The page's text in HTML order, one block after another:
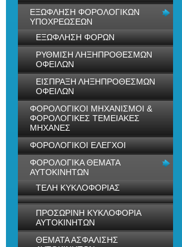
ΕΞΩΦΛΗΣΗ ΦΟΡΟΛΟΓΙΚΩΝ
ΥΠΟΧΡΕΩΣΕΩΝ
ΕΞΩΦΛΗΣΗ ΦΟΡΩΝ
ΡΥΘΜΙΣΗ ΛΗΞΗΠΡΟΘΕΣΜΩΝ
ΟΦΕΙΛΩΝ
ΕΙΣΠΡΑΞΗ ΛΗΞΗΠΡΟΘΕΣΜΩΝ
ΟΦΕΙΛΩΝ
ΦΟΡΟΛΟΓΙΚΟΙ ΜΗΧΑΝΙΣΜΟΙ &
ΦΟΡΟΛΟΓΙΚΕΣ ΤΕΜΕΙΑΚΕΣ
ΜΗΧΑΝΕΣ
ΦΟΡΟΛΟΓΙΚΟΙ ΕΛΕΓΧΟΙ
ΦΟΡΟΛΟΓΙΚΑ ΘΕΜΑΤΑ
ΑΥΤΟΚΙΝΗΤΩΝ
ΤΕΛΗ ΚΥΚΛΟΦΟΡΙΑΣ
ΠΡΟΣΩΡΙΝΗ ΚΥΚΛΟΦΟΡΙΑ
ΑΥΤΟΚΙΝΗΤΩΝ
ΘΕΜΑΤΑ ΑΣΦΑΛΙΣΗΣ